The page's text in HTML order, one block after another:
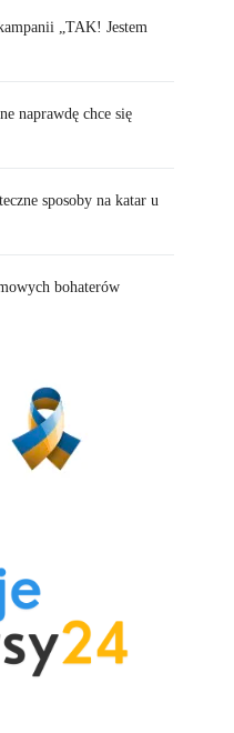
„TAK! Jestem
naprawdę chce się
sposoby na katar u
bohaterów